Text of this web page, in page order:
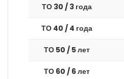
ТО 30 / 3 года
ТО 40 / 4 года
ТО 50 / 5 лет
ТО 60 / 6 лет